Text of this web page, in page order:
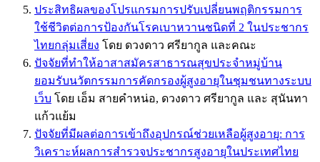
ประสิทธิผลของโปรแกรมการปรับเปลี่ยนพฤติกรรมการ
ใช้ชีวิตต่อการป้องกันโรคเบาหวานชนิดที่ 2 ในประชากร
ไทยกลุ่มเสี่ยง โดย ดวงดาว ศรียากูล และคณะ
ปัจจัยที่ทำให้อาสาสมัครสาธารณสุขประจำหมู่บ้าน
ยอมรับนวัตกรรมการคัดกรองผู้สูงอายุในชุมชนทางระบบ
เว็บ โดย เอ็ม สายคำหน่อ, ดวงดาว ศรียากูล และ สุนันทา
แก้วแย้ม
ปัจจัยที่มีผลต่อการเข้าถึงอุปกรณ์ช่วยเหลือผู้สูงอายุ: การ
วิเคราะห์ผลการสำรวจประชากรสูงอายุในประเทศไทย